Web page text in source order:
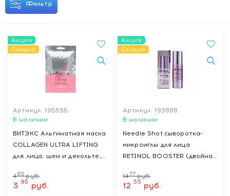
Фильтр
Акция
Скидка
Артикул: 195595
В наличии
ВИТЭКС Альгинатная маска
COLLAGEN ULTRA LIFTING
для лица, шеи и декольте,
465 руб.
3 95 руб.
Акция
Скидка
Артикул: 193888
В наличии
Needle Shot сыворотка-
микроиглы для лица
RETINOL BOOSTER (двойная
несовершенств), 30 мл
14 77 руб.
12 55 руб.